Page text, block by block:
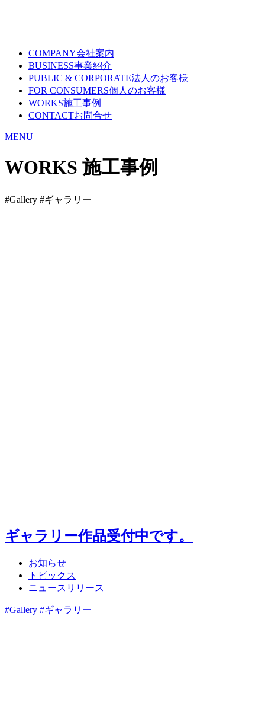
COMPANY会社案内
BUSINESS事業紹介
PUBLIC & CORPORATE法人のお客様
FOR CONSUMERS個人のお客様
WORKS施工事例
CONTACTお問合せ
MENU
WORKS 施工事例
#Gallery #ギャラリー
ギャラリー作品受付中です。
お知らせ
トピックス
ニュースリリース
#Gallery #ギャラリー